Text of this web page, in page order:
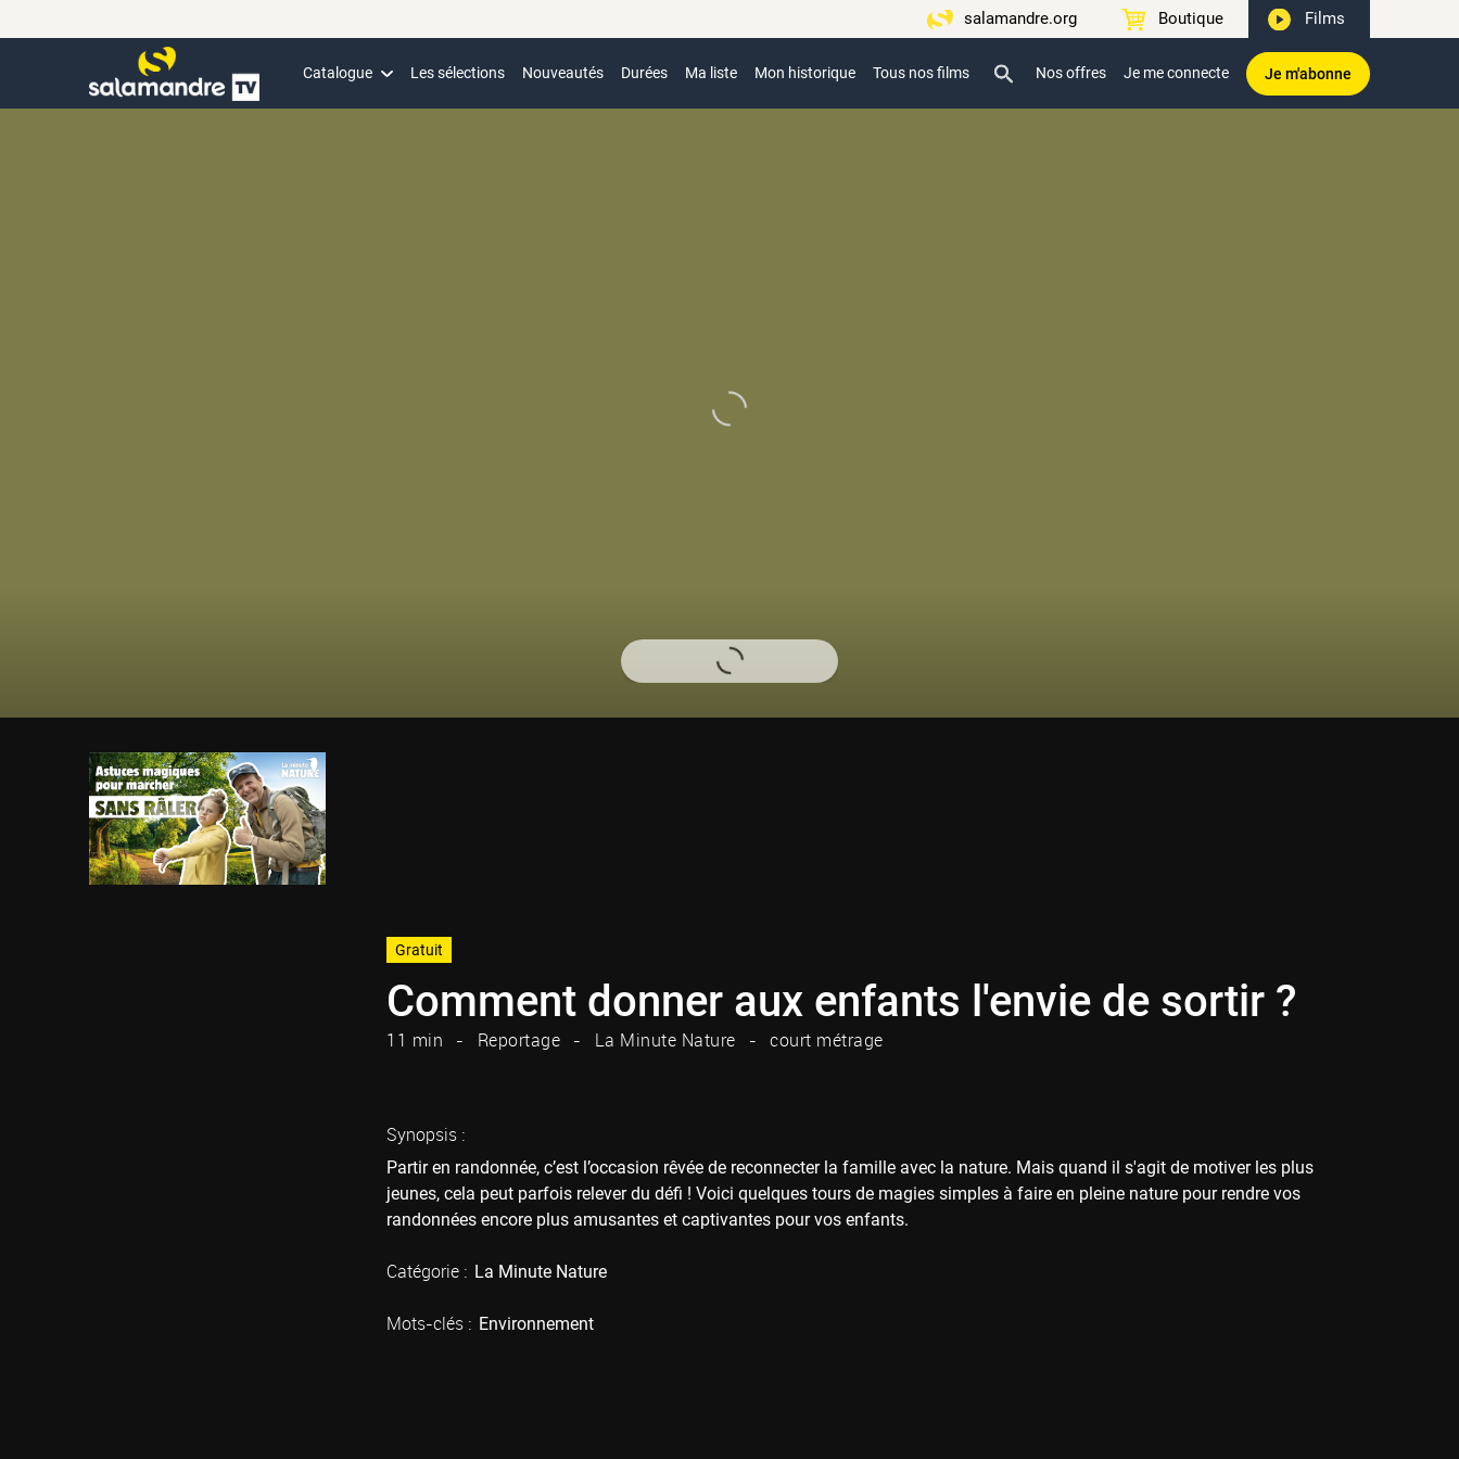
salamandre.org Boutique Films
Catalogue Les sélections Nouveautés Durées Ma liste Mon historique Tous nos films Nos offres Je me connecte Je m'abonne
Gratuit
Comment donner aux enfants l'envie de sortir ?
11 min Reportage La Minute Nature court métrage
Synopsis :
Partir en randonnée, c’est l’occasion rêvée de reconnecter la famille avec la nature. Mais quand il s'agit de motiver les plus
jeunes, cela peut parfois relever du défi ! Voici quelques tours de magies simples à faire en pleine nature pour rendre vos
randonnées encore plus amusantes et captivantes pour vos enfants.
Catégorie : La Minute Nature
Mots-clés : Environnement